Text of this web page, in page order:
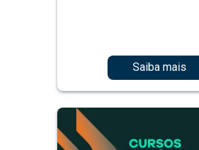
Saiba mais